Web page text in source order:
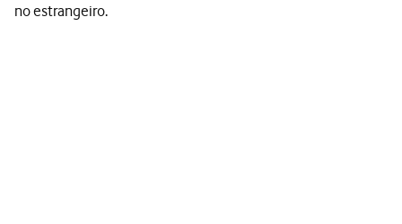
no estrangeiro.